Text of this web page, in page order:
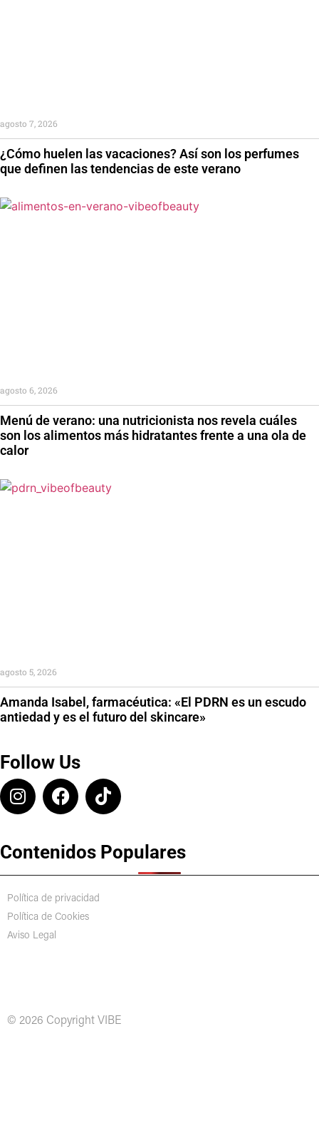
¿Cómo huelen las vacaciones? Así son los perfumes
que definen las tendencias de este verano
agosto 7, 2026
Menú de verano: una nutricionista nos revela cuáles
son los alimentos más hidratantes frente a una ola de
calor
agosto 6, 2026
Amanda Isabel, farmacéutica: «El PDRN es un escudo
antiedad y es el futuro del skincare»
agosto 5, 2026
Follow Us
Contenidos Populares
Política de privacidad
Política de Cookies
Aviso Legal
© 2026 Copyright VIBE